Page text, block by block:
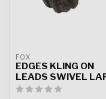
FOX
EDGES KLING ON
LEADS SWIVEL